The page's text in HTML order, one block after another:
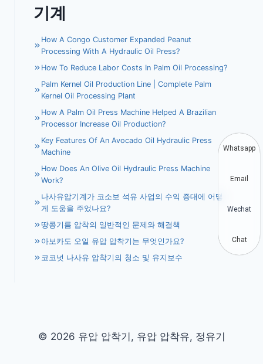
기계
How A Congo Customer Expanded Peanut
Processing With A Hydraulic Oil Press?
How To Reduce Labor Costs In Palm Oil Processing?
Palm Kernel Oil Production Line | Complete Palm
Kernel Oil Processing Plant
How A Palm Oil Press Machine Helped A Brazilian
Processor Increase Oil Production?
Key Features Of An Avocado Oil Hydraulic Press
Machine
How Does An Olive Oil Hydraulic Press Machine
Work?
나사유압기계가 코소보 석유 사업의 수익 증대에 어떻
게 도움을 주었나요?
땅콩기름 압착의 일반적인 문제와 해결책
아보카도 오일 유압 압착기는 무엇인가요?
코코넛 나사유 압착기의 청소 및 유지보수
© 2026 유압 압착기, 유압 압착유, 정유기
Whatsapp
Email
Wechat
Chat